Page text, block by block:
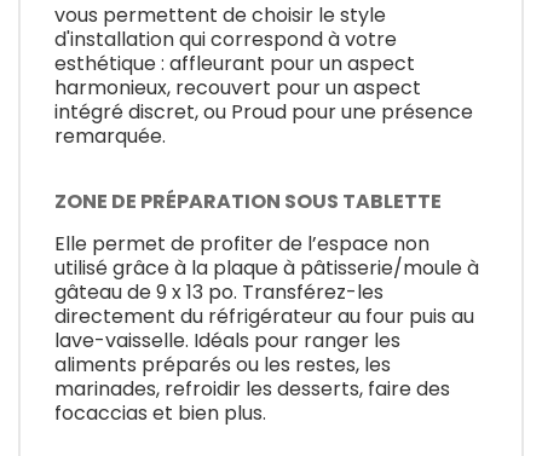
vous permettent de choisir le style
d'installation qui correspond à votre
esthétique : affleurant pour un aspect
harmonieux, recouvert pour un aspect
intégré discret, ou Proud pour une présence
remarquée.
ZONE DE PRÉPARATION SOUS TABLETTE
Elle permet de profiter de l’espace non
utilisé grâce à la plaque à pâtisserie/moule à
gâteau de 9 x 13 po. Transférez-les
directement du réfrigérateur au four puis au
lave-vaisselle. Idéals pour ranger les
aliments préparés ou les restes, les
marinades, refroidir les desserts, faire des
focaccias et bien plus.